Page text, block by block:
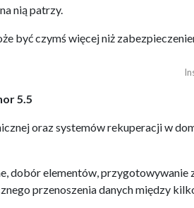
nią patrzy.
być czymś więcej niż
5.5
oraz systemów rekuperacji w
dobór elementów,
przenoszenia danych między